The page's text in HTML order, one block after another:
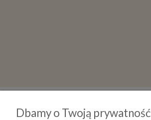
Dbamy o Twoją prywatność